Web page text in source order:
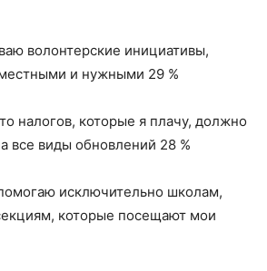
волонтерские инициативы,
и нужными 29 %
налогов, которые я плачу, должно
все виды обновлений 28 %
исключительно школам,
которые посещают мои